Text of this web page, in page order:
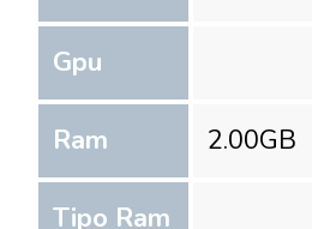
Gpu
Ram 2.00GB
Tipo Ram